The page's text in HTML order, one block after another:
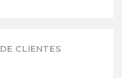
DE CLIENTES